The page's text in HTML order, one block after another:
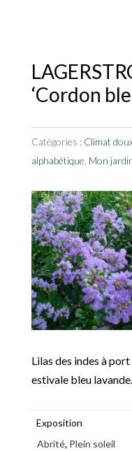
‘Cordon
Catégories : Climat
alphabétique Mon
Lilas des indes à
estivale bleu lavande.
Exposition
Abrité, Plein soleil